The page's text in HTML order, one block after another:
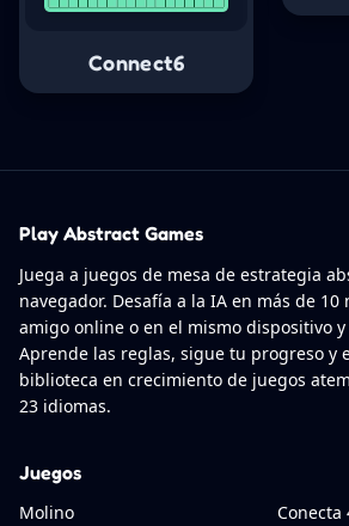
Connect6
Play Abstract Games
Juega a juegos de mesa de estrategia
navegador. Desafía a la IA en más de
amigo online o en el mismo dispositivo
Aprende las reglas, sigue tu progreso y
biblioteca en crecimiento de juegos
23 idiomas.
Juegos
Molino
Conecta